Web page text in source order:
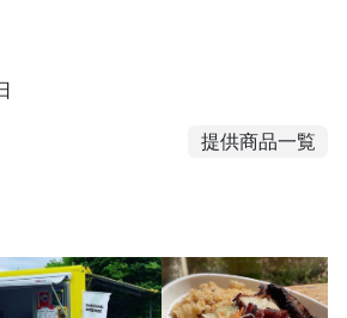
提供商品一覧